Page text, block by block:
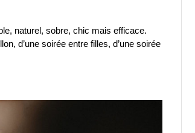
naturel, sobre, chic mais efficace.
d’une soirée entre filles, d’une soirée